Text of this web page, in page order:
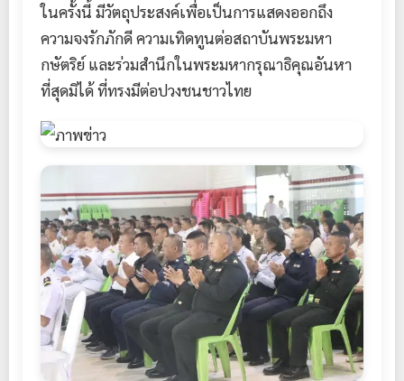
ในครั้งนี้ มีวัตถุประสงค์เพื่อเป็นการแสดงออกถึง
ความจงรักภักดี ความเทิดทูนต่อสถาบันพระมหา
กษัตริย์ และร่วมสำนึกในพระมหากรุณาธิคุณอันหา
ที่สุดมิได้ ที่ทรงมีต่อปวงชนชาวไทย